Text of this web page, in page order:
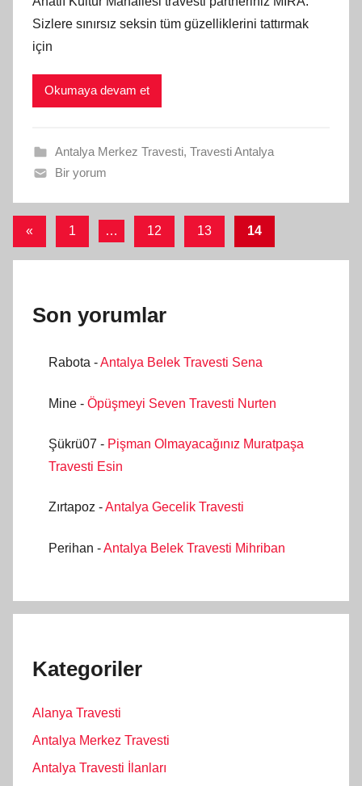
Sizlere sınırsız seksin tüm güzelliklerini tattırmak
için
Okumaya devam et
Antalya Merkez Travesti, Travesti Antalya
Bir yorum
Yazı
sayfalaması
« Önceki1 … 12 13 14
Son yorumlar
Rabota -Antalya Belek Travesti Sena
Mine - Öpüşmeyi Seven Travesti Nurten
Şükrü07 - Pişman Olmayacağınız Muratpaşa
Travesti Esin
Zırtapoz -Antalya Gecelik Travesti
Perihan -Antalya Belek Travesti Mihriban
Kategoriler
Alanya Travesti
Antalya Merkez Travesti
Antalya Travesti İlanları